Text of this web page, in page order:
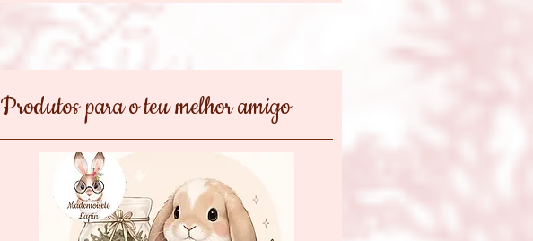
Produtos para o teu melhor amigo